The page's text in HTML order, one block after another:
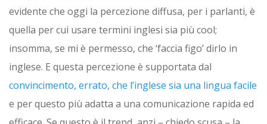
evidente che oggi la percezione diffusa, per i parlanti, è
quella per cui usare termini inglesi sia più cool;
insomma, se mi è permesso, che ‘faccia figo’ dirlo in
inglese. E questa percezione è supportata dal
convincimento, errato, che l’inglese sia una lingua facile
e per questo più adatta a una comunicazione rapida ed